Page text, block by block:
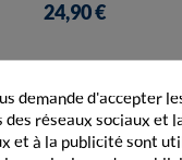
24,90 €
demande d'accepter
réseaux sociaux et
et à la publicité sont